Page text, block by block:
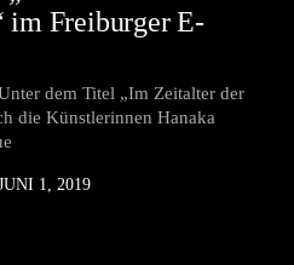
im Freiburger E-
dem Titel „Im Zeitalter der
die Künstlerinnen Hanaka
1, 2019